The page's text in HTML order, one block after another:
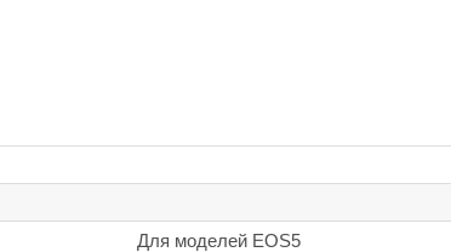
Для моделей EOS5